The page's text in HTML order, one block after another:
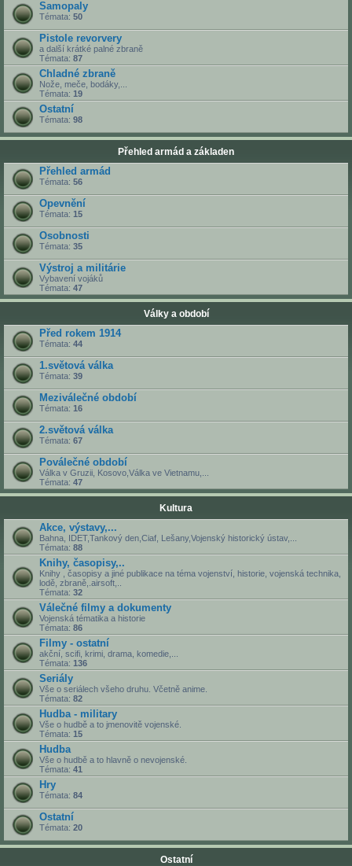
Samopaly
Témata: 50
Pistole revorvery
a další krátké palné zbraně
Témata: 87
Chladné zbraně
Nože, meče, bodáky,...
Témata: 19
Ostatní
Témata: 98
Přehled armád a základen
Přehled armád
Témata: 56
Opevnění
Témata: 15
Osobnosti
Témata: 35
Výstroj a militárie
Vybavení vojáků
Témata: 47
Války a období
Před rokem 1914
Témata: 44
1.světová válka
Témata: 39
Meziválečné období
Témata: 16
2.světová válka
Témata: 67
Poválečné období
Válka v Gruzii, Kosovo,Válka ve Vietnamu,...
Témata: 47
Kultura
Akce, výstavy,...
Bahna, IDET,Tankový den,Ciaf, Lešany,Vojenský historický ústav,...
Témata: 88
Knihy, časopisy,..
Knihy , časopisy a jiné publikace na téma vojenství, historie, vojenská technika,
lodě, zbraně,.airsoft,..
Témata: 32
Válečné filmy a dokumenty
Vojenská tématika a historie
Témata: 86
Filmy - ostatní
akční, scifi, krimi, drama, komedie,...
Témata: 136
Seriály
Vše o seriálech všeho druhu. Včetně anime.
Témata: 82
Hudba - military
Vše o hudbě a to jmenovitě vojenské.
Témata: 15
Hudba
Vše o hudbě a to hlavně o nevojenské.
Témata: 41
Hry
Témata: 84
Ostatní
Témata: 20
Ostatní